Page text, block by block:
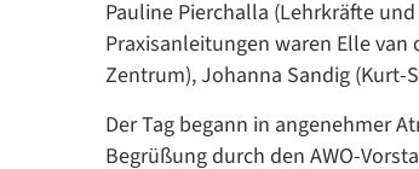
Pauline Pierchalla (Lehrkräfte
Praxisanleitungen waren Elle
Zentrum), Johanna Sandig
Der Tag begann in angenehmer
Begrüßung durch den AWO-